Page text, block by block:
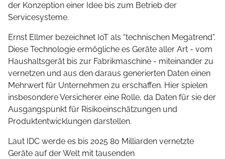
der Konzeption einer Idee bis zum Betrieb der
Servicesysteme.
Ernst Ellmer bezeichnet IoT als “technischen Megatrend”.
Diese Technologie ermögliche es Geräte aller Art - vom
Haushaltsgerät bis zur Fabrikmaschine - miteinander zu
vernetzen und aus den daraus generierten Daten einen
Mehrwert für Unternehmen zu erschaffen. Hier spielen
insbesondere Versicherer eine Rolle, da Daten für sie der
Ausgangspunkt für Risikoeinschätzungen und
Produktentwicklungen darstellen.
Laut IDC werde es bis 2025 80 Milliarden vernetzte
Geräte auf der Welt mit tausenden